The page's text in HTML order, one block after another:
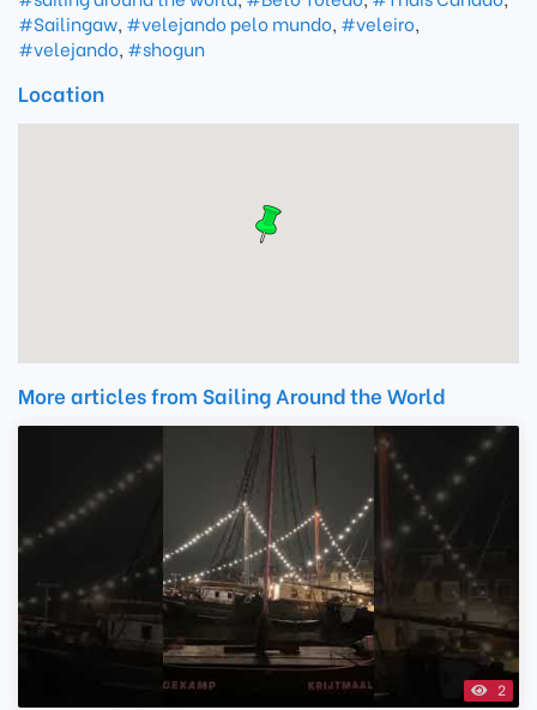
#Sailingaw, #velejando pelo mundo, #veleiro,
#velejando, #shogun
Location
More articles from Sailing Around the World
2